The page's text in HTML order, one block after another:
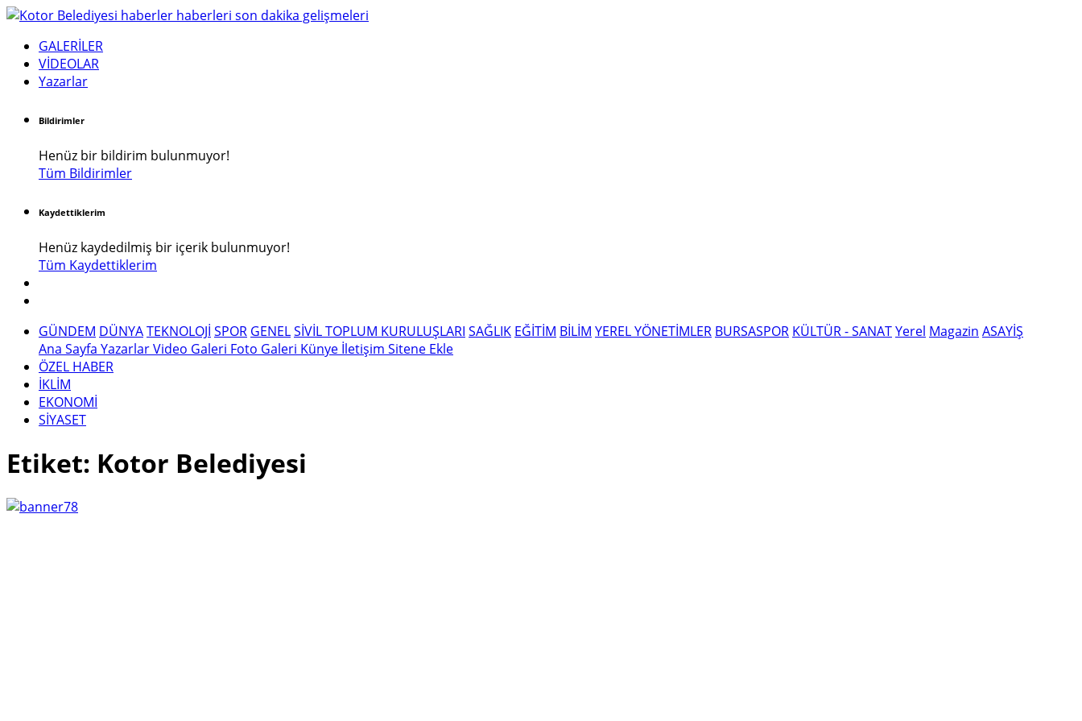
GALERİLER
VİDEOLAR
Yazarlar
Bildirimler
Henüz bir bildirim bulunmuyor!
Tüm Bildirimler
Kaydettiklerim
Henüz kaydedilmiş bir içerik bulunmuyor!
Tüm Kaydettiklerim
GÜNDEM DÜNYATEKNOLOJİ SPOR GENELSİVİL TOPLUM KURULUŞLARI SAĞLIK EĞİTİM BİLİM YEREL YÖNETİMLER BURSASPOR KÜLTÜR - SANATYerel Magazin ASAYİŞ
Ana Sayfa YazarlarVideo Galeri Foto Galeri Künye İletişim Sitene Ekle
ÖZEL HABER
İKLİM
EKONOMİ
SİYASET
Etiket: Kotor Belediyesi